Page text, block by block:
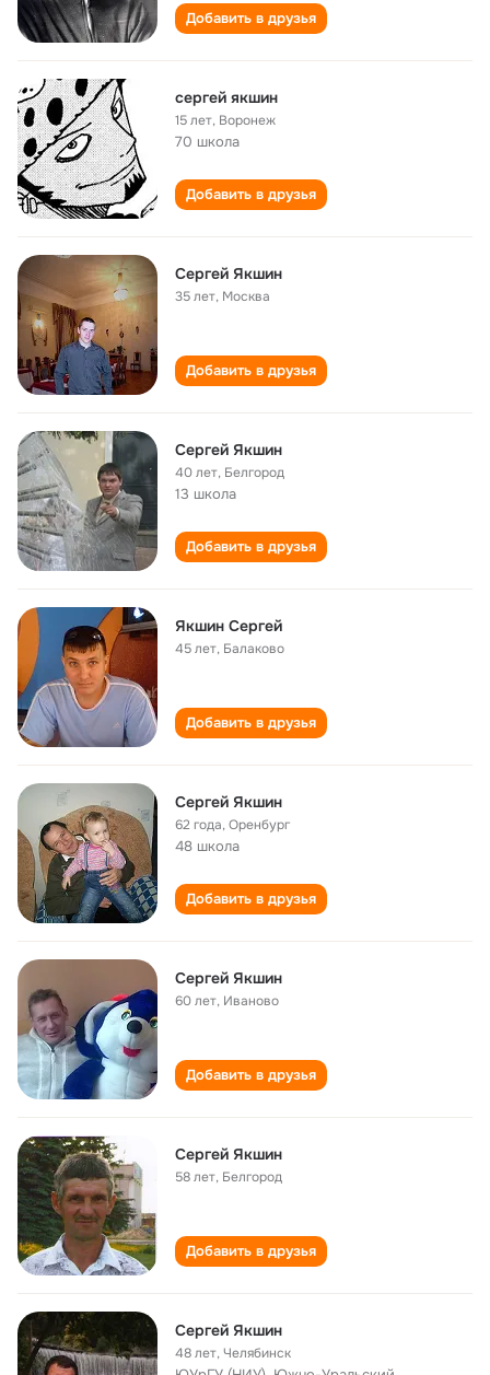
Добавить в друзья
сергей якшин
15 лет, Воронеж
70 школа
Добавить в друзья
Сергей Якшин
35 лет, Москва
Добавить в друзья
Сергей Якшин
40 лет, Белгород
13 школа
Добавить в друзья
Якшин Сергей
45 лет, Балаково
Добавить в друзья
Сергей Якшин
62 года,Оренбург
48 школа
Добавить в друзья
Cергей Якшин
60 лет, Иваново
Добавить в друзья
Сергей Якшин
58 лет, Белгород
Добавить в друзья
Сергей Якшин
48 лет,Челябинск